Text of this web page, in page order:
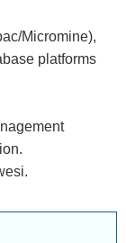
Micromine),
platforms